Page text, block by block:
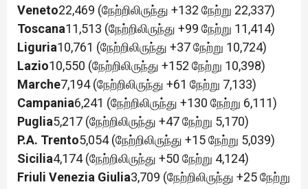
Veneto22,469 (நேற்றிலிருந்து +132 நேற்று 22,337)
Toscana11,513 (நேற்றிலிருந்து +99 நேற்று 11,414)
Liguria10,761 (நேற்றிலிருந்து +37 நேற்று 10,724)
Lazio10,550 (நேற்றிலிருந்து +152 நேற்று 10,398)
Marche7,194 (நேற்றிலிருந்து +61 நேற்று 7,133)
Campania6,241 (நேற்றிலிருந்து +130 நேற்று 6,111)
Puglia5,217 (நேற்றிலிருந்து +47 நேற்று 5,170)
P.A. Trento5,054 (நேற்றிலிருந்து +15 நேற்று 5,039)
Sicilia4,174 (நேற்றிலிருந்து +50 நேற்று 4,124)
Friuli Venezia Giulia3,709 (நேற்றிலிருந்து +25 நேற்று